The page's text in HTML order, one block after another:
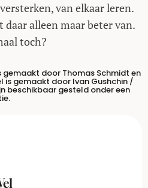
van elkaar leren.
alleen maar beter van.
toch?
door Thomas Schmidt en
is gemaakt door Ivan Gushchin /
beschikbaar gesteld onder een